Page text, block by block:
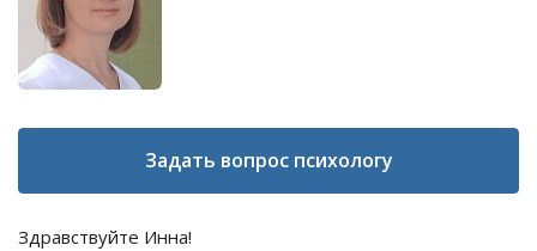
Задать вопрос психологу
Здравствуйте Инна!